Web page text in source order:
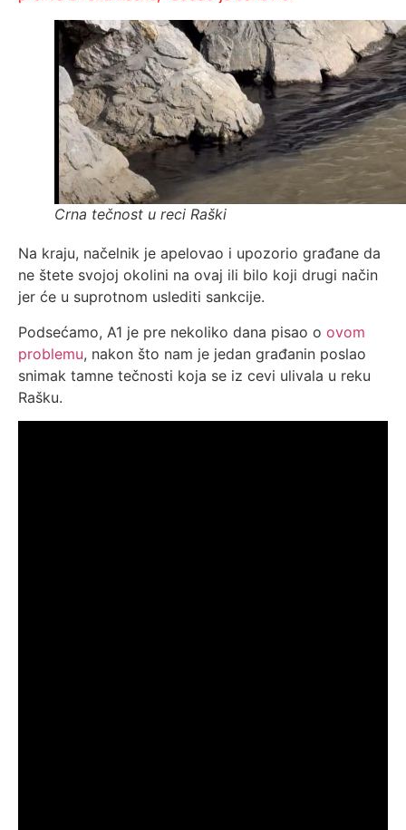
Crna tečnost u reci Raški
Na kraju, načelnik je apelovao i upozorio građane da
ne štete svojoj okolini na ovaj ili bilo koji drugi način
jer će u suprotnom uslediti sankcije.
Podsećamo, A1 je pre nekoliko dana pisao o ovom
problemu, nakon što nam je jedan građanin poslao
snimak tamne tečnosti koja se iz cevi ulivala u reku
Rašku.